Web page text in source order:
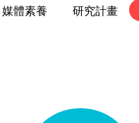
媒體素養 研究計畫